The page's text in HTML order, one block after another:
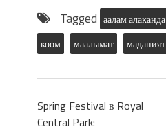
Tagged аалам алаканда
коом
маалымат маданият
Spring Festival в Royal
Central Park: